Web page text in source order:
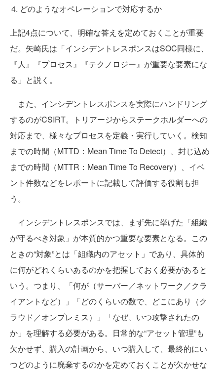
どのようなオペレーションで対応するか
上記4点について、明確な答えを定めておくことが重要
だ。矢崎氏は「インシデントレスポンスはSOC同様に、
『人』『プロセス』『テクノロジー』が重要な要素にな
る」と説く。
また、インシデントレスポンスを実際にハンドリング
するのがCSIRT。トリアージからステークホルダーへの
対応まで、様々なプロセスを定義・実行していく。検知
までの時間（MTTD：Mean Time To Detect）、封じ込め
までの時間（MTTR：Mean Time To Recovery）、イベ
ント件数などをレポートに記載して評価する役割も担
う。
インシデントレスポンスでは、まず先に挙げた「組織
が守るべき対象」が本質的かつ重要な要素となる。この
ときの“対象”とは「組織内のアセット」であり、具体的
に何がどれくらいあるのかを把握しておく必要があると
いう。つまり、「何が（サーバー／ネットワーク／クラ
イアントなど）」「どのくらいの数で、どこにあり（ク
ラウド／オンプレミス）」「なぜ、いつ攻撃されたの
か」を理解する必要がある。日常的な“アセット管理”も
欠かせず、購入の計画から、いつ購入して、最終的にい
つどのように廃棄するのかを定めておくことが欠かせな